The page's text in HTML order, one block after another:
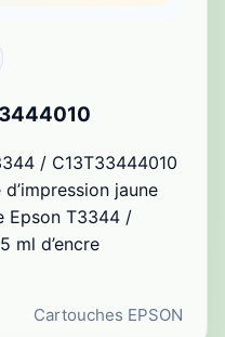
/ C13T33444010
jaune
Epson T3344 /
ml d’encre
Cartouches EPSON